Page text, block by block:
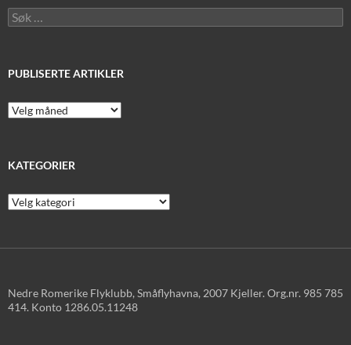
Søk
etter:
PUBLISERTE ARTIKLER
Publiserte
artikler
KATEGORIER
Kategorier
Nedre Romerike Flyklubb, Småflyhavna, 2007 Kjeller. Org.nr. 985 785
414. Konto 1286.05.11248